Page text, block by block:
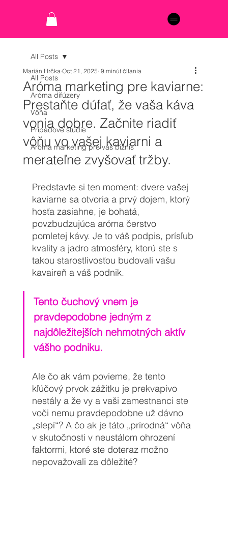
All Posts
Aróma difúzery
Vôňa
Prípadové štúdie
Aróma marketing pre váš biznis
All Posts
Aróma marketing pre kaviarne:
Prestaňte dúfať, že vaša káva
vonia dobre. Začnite riadiť
vôňu vo vašej kaviarni a
merateľne zvyšovať tržby.
Marián Hrčka Oct 21, 2025 9 minút čítania
Predstavte si ten moment: dvere vašej
kaviarne sa otvoria a prvý dojem, ktorý
hosťa zasiahne, je bohatá,
povzbudzujúca aróma čerstvo
pomletej kávy. Je to váš podpis, prísľub
kvality a jadro atmosféry, ktorú ste s
takou starostlivosťou budovali vašu
kavaireň a váš podnik.
Tento čuchový vnem je
pravdepodobne jedným z
najdôležitejších nehmotných aktív
vášho podniku.
Ale čo ak vám povieme, že tento
kľúčový prvok zážitku je prekvapivo
nestály a že vy a vaši zamestnanci ste
voči nemu pravdepodobne už dávno
„slepí“? A čo ak je táto „prírodná“ vôňa
v skutočnosti v neustálom ohrození
faktormi, ktoré ste doteraz možno
nepovažovali za dôležité?